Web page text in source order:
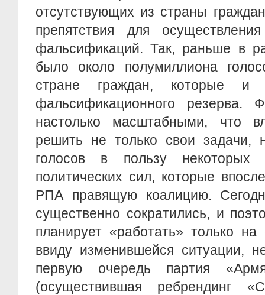
отсутствующих из страны
препятствия для
фальсификаций. Так, раньше в
было около полумиллиона
стране граждан, которые и
фальсификационного резерва.
настолько масштабными, что
решить не только свои задачи,
голосов в пользу некоторых
политических сил, которые
РПА правящую коалицию.
существенно сократились, и
планирует «работать» только
ввиду изменившейся ситуации,
первую очередь партия
(осуществившая ребрендинг